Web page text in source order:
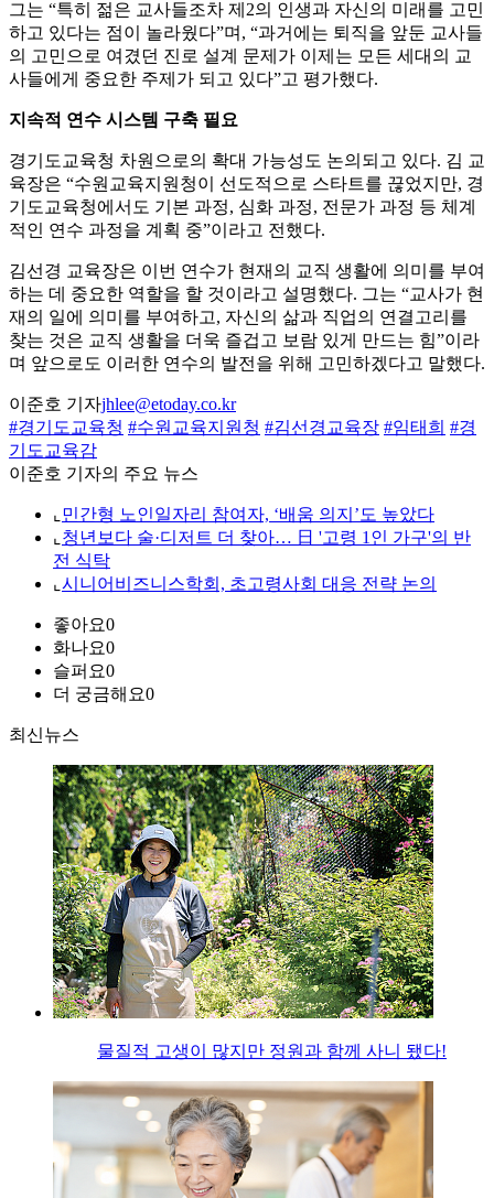
그는 “특히 젊은 교사들조차 제2의 인생과 자신의 미래를 고민
하고 있다는 점이 놀라웠다”며, “과거에는 퇴직을 앞둔 교사들
의 고민으로 여겼던 진로 설계 문제가 이제는 모든 세대의 교
사들에게 중요한 주제가 되고 있다”고 평가했다.
지속적 연수 시스템 구축 필요
경기도교육청 차원으로의 확대 가능성도 논의되고 있다. 김 교
육장은 “수원교육지원청이 선도적으로 스타트를 끊었지만, 경
기도교육청에서도 기본 과정, 심화 과정, 전문가 과정 등 체계
적인 연수 과정을 계획 중”이라고 전했다.
김선경 교육장은 이번 연수가 현재의 교직 생활에 의미를 부여
하는 데 중요한 역할을 할 것이라고 설명했다. 그는 “교사가 현
재의 일에 의미를 부여하고, 자신의 삶과 직업의 연결고리를
찾는 것은 교직 생활을 더욱 즐겁고 보람 있게 만드는 힘”이라
며 앞으로도 이러한 연수의 발전을 위해 고민하겠다고 말했다.
이준호 기자jhlee@etoday.co.kr
#경기도교육청 #수원교육지원청 #김선경교육장 #임태희 #경
기도교육감
이준호 기자의 주요 뉴스
⌞ 민간형 노인일자리 참여자, ‘배움 의지’도 높았다
⌞ 청년보다 술·디저트 더 찾아… 日 '고령 1인 가구'의 반
전 식탁
⌞ 시니어비즈니스학회, 초고령사회 대응 전략 논의
좋아요0
화나요0
슬퍼요0
더 궁금해요0
최신뉴스
물질적 고생이 많지만 정원과 함께 사니 됐다!